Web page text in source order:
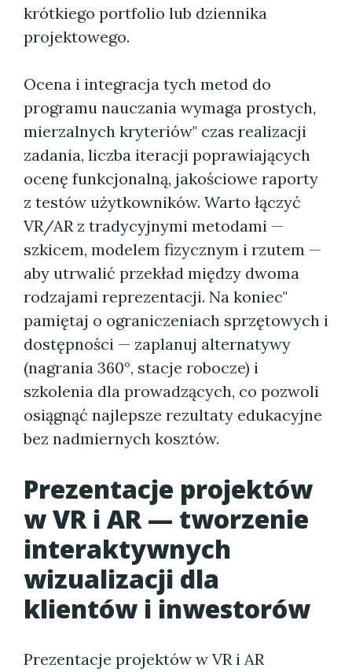
krótkiego portfolio lub dziennika
projektowego.
Ocena i integracja tych metod do
programu nauczania wymaga prostych,
mierzalnych kryteriów" czas realizacji
zadania, liczba iteracji poprawiających
ocenę funkcjonalną, jakościowe raporty
z testów użytkowników. Warto łączyć
VR/AR z tradycyjnymi metodami —
szkicem, modelem fizycznym i rzutem —
aby utrwalić przekład między dwoma
rodzajami reprezentacji. Na koniec"
pamiętaj o ograniczeniach sprzętowych i
dostępności — zaplanuj alternatywy
(nagrania 360°, stacje robocze) i
szkolenia dla prowadzących, co pozwoli
osiągnąć najlepsze rezultaty edukacyjne
bez nadmiernych kosztów.
Prezentacje projektów
w VR i AR — tworzenie
interaktywnych
wizualizacji dla
klientów i inwestorów
Prezentacje projektów w VR i AR